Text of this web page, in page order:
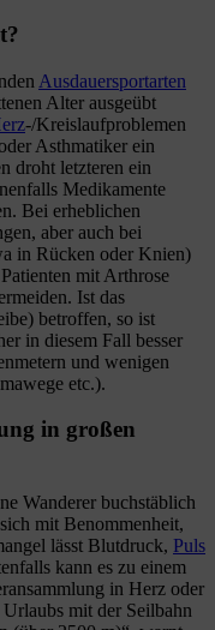
Ausdauersportarten
Alter ausgeübt
-/Kreislaufproblemen
Asthmatiker ein
droht letzteren ein
Medikamente
Bei erheblichen
aber auch bei
in Rücken oder Knien)
mit Arthrose
Ist das
betroffen, so ist
in diesem Fall besser
und wenigen
etc.).
in großen
Wanderer buchstäblich
mit Benommenheit,
lässt Blutdruck, Puls
kann es zu einem
in Herz oder
mit der Seilbahn